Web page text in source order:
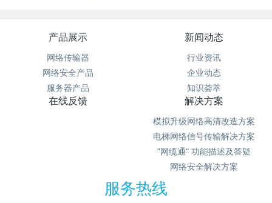
产品展示
网络传输器
网络安全产品
服务器产品
新闻动态
行业资讯
企业动态
知识荟萃
在线反馈 解决方案
模拟升级网络高清改造方案
电梯网络信号传输解决方案
”网缆通“ 功能描述及答疑
网络安全解决方案
服务热线